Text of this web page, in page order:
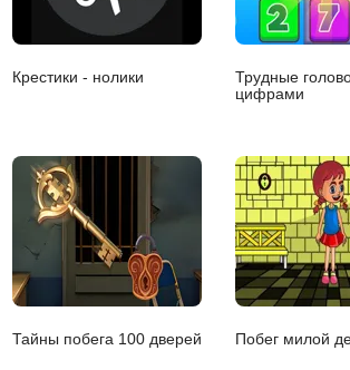
Крестики - нолики
Трудные
цифрами
Тайны побега 100 дверей Побег милой